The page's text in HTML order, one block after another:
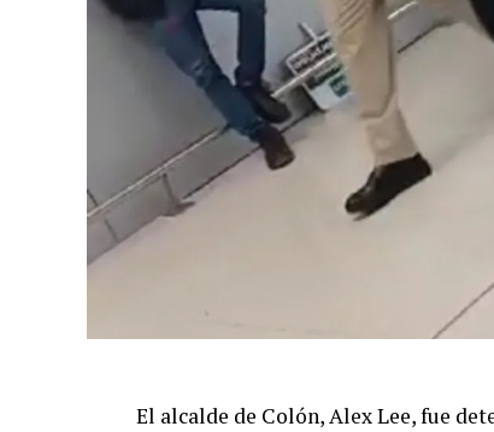
El alcalde de Colón, Alex Lee, fue